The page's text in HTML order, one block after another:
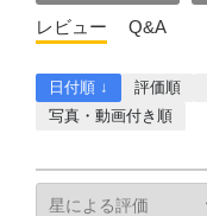
レビュー Q&A
日付順 ↓ 評価順
写真・動画付き順